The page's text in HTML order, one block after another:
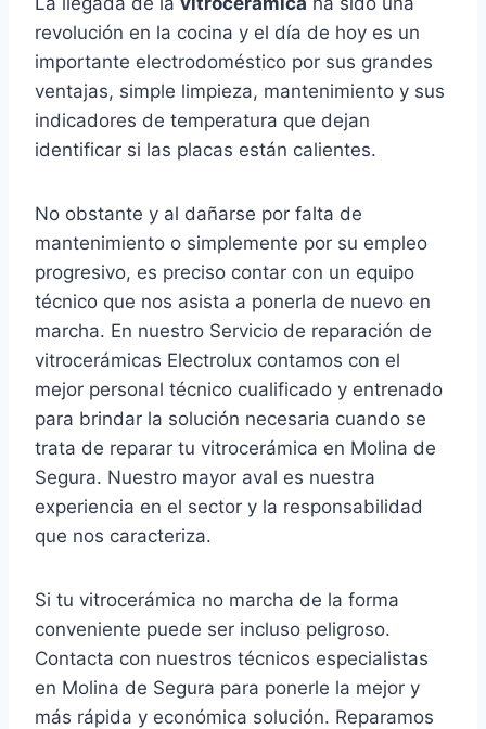
revolución en la cocina y el día de hoy es un
importante electrodoméstico por sus grandes
ventajas, simple limpieza, mantenimiento y sus
indicadores de temperatura que dejan
identificar si las placas están calientes.
No obstante y al dañarse por falta de
mantenimiento o simplemente por su empleo
progresivo, es preciso contar con un equipo
técnico que nos asista a ponerla de nuevo en
marcha. En nuestro Servicio de reparación de
vitrocerámicas Electrolux contamos con el
mejor personal técnico cualificado y entrenado
para brindar la solución necesaria cuando se
trata de reparar tu vitrocerámica en Molina de
Segura. Nuestro mayor aval es nuestra
experiencia en el sector y la responsabilidad
que nos caracteriza.
Si tu vitrocerámica no marcha de la forma
conveniente puede ser incluso peligroso.
Contacta con nuestros técnicos especialistas
en Molina de Segura para ponerle la mejor y
más rápida y económica solución. Reparamos